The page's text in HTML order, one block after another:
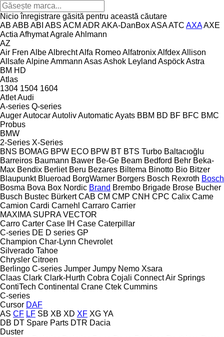
Nicio înregistrare găsită pentru această căutare
AB ABB ABI ABS ACM ADR AKA-DanBoxASAATC AXAAXE
Actia AfhymatAgraleAhlmann
AZ
Air Fren AlbeAlbrechtAlfa RomeoAlfatronixAlfdexAllison
AllsafeAlpineAmmann AsasAshok Leyland AspöckAstra
BM HD
Atlas
1304 1504 1604
AtletAudi
A-series Q-series
AugerAutocarAutolivAutomaticAyats BBM BD BF BFC BMC
Probus
BMW
2-Series X-Series
BNS BOMAG BPW ECO BPW BT BTS Turbo Baltacıoğlu
Barreiros Baumann Bawer Be-Ge Beam Bedford Behr Beka-
Max Bendix Berliet Beru Bezares Biltema Binotto Bio Bitzer
Blaupunkt Blueroad BorgWarner Borgers Bosch Rexroth Bosch
Bosma Bova Box Nordic Brand Brembo Brigade Brose Bucher
Busch Bustec Bürkert CAB CM CMP CNH CPC Calix Came
Camion Cardi Carnehl Carraro Carrier
MAXIMA SUPRA VECTOR
Carro Carter Case IH Case Caterpillar
C-series DE D series GP
Champion Char-Lynn Chevrolet
Silverado Tahoe
Chrysler Citroen
Berlingo C-series Jumper Jumpy Nemo Xsara
Claas Clark Clark-Hurth Cobra Cojali Connect Air Springs
ContiTech Continental Crane Ctek Cummins
C-series
Cursor DAF
AS CF LF SB XB XD XF XG YA
DB DT Spare Parts DTR Dacia
Duster